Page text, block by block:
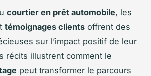
courtier en prêt automobile, les
témoignages clients offrent des
sur l’impact positif de leur
récits illustrent comment le
peut transformer le parcours